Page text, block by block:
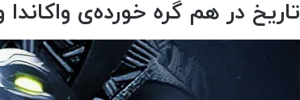
تاریخ در هم‌ گره خورده‌ی